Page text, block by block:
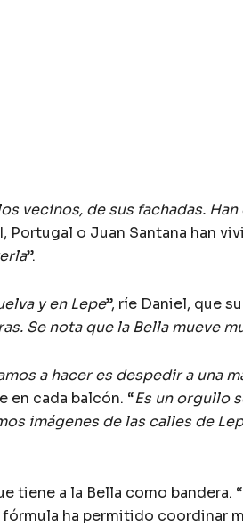
vecinos, de sus fachadas.
Portugal o Juan Santana han
”.
y en Lepe”, ríe Daniel, que
Se nota que la Bella mueve
a hacer es despedir a una
en cada balcón. “Es un orgullo
imágenes de las calles de
tiene a la Bella como bandera. “
fórmula ha permitido coordinar